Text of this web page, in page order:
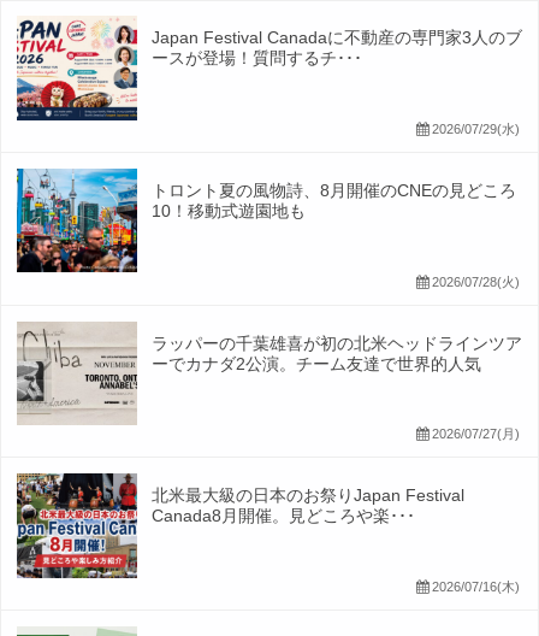
Japan Festival Canadaに不動産の専門家3人のブ
ースが登場！質問するチ･･･
2026/07/29(水)
トロント夏の風物詩、8月開催のCNEの見どころ
10！移動式遊園地も
2026/07/28(火)
ラッパーの千葉雄喜が初の北米ヘッドラインツア
ーでカナダ2公演。チーム友達で世界的人気
2026/07/27(月)
北米最大級の日本のお祭りJapan Festival
Canada8月開催。見どころや楽･･･
2026/07/16(木)